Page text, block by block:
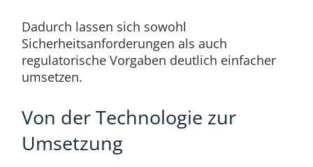
Dadurch lassen sich sowohl
Sicherheitsanforderungen als auch
regulatorische Vorgaben deutlich einfacher
umsetzen.
Von der Technologie zur
Umsetzung